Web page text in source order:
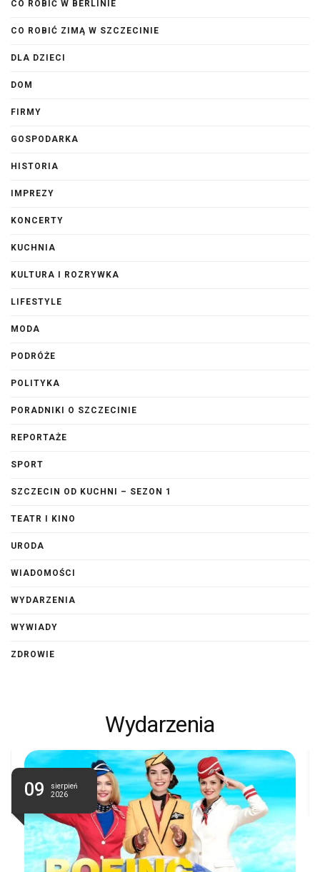
CO ROBIĆ W BERLINIE
CO ROBIĆ ZIMĄ W SZCZECINIE
DLA DZIECI
DOM
FIRMY
GOSPODARKA
HISTORIA
IMPREZY
KONCERTY
KUCHNIA
KULTURA I ROZRYWKA
LIFESTYLE
MODA
PODRÓŻE
POLITYKA
PORADNIKI O SZCZECINIE
REPORTAŻE
SPORT
SZCZECIN OD KUCHNI – SEZON 1
TEATR I KINO
URODA
WIADOMOŚCI
WYDARZENIA
WYWIADY
ZDROWIE
Wydarzenia
09
sierpień
2026